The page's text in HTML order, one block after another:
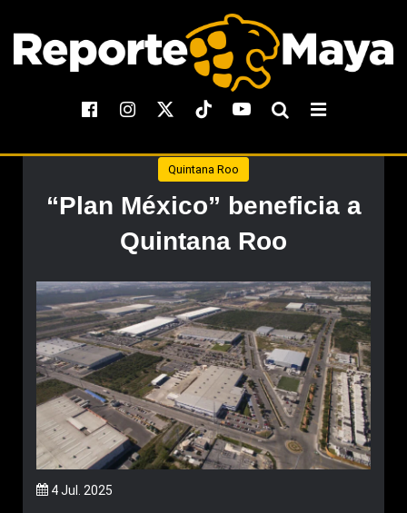
Quintana Roo
“Plan México” beneficia a
Quintana Roo
4 Jul. 2025